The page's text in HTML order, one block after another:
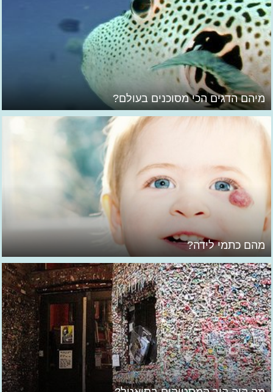
מיהם הדגים הכי מסוכנים בעולם?
מהם כתמי לידה?